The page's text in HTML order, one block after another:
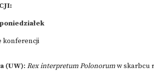
konferencji
(UW): Rex interpretum Polonorumw skarbcu